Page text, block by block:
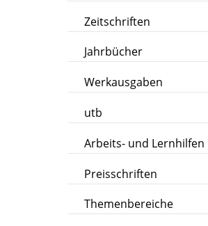
Zeitschriften
Jahrbücher
Werkausgaben
utb
Arbeits- und Lernhilfen
Preisschriften
Themenbereiche